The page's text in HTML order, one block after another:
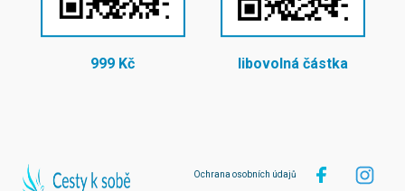
999 Kč libovolná částka
Ochrana osobních údajů